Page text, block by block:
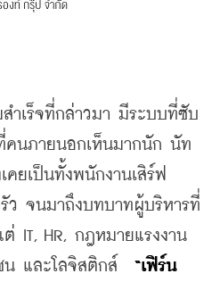
เร็จที่กล่าวมา มีระบบที่ซับ
คนภายนอกเห็นมากนัก นัท
คยเป็นทั้งพนักงานเสิร์ฟ
ว จนมาถึงบทบาทผู้บริหารที่
IT, HR, กฎหมายแรงงาน
ชน และโลจิสติกส์ “เฟิร์น